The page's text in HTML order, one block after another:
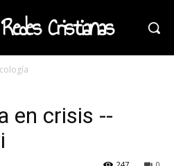
Redes Cristianas
en crisis --